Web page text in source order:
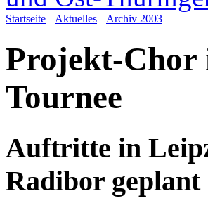
Startseite Aktuelles Archiv 2003
Projekt-Chor
Tournee
Auftritte in
Radibor geplant